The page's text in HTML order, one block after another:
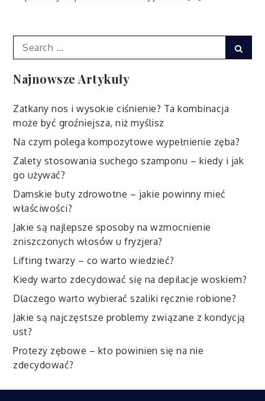
Search
for:
Najnowsze Artykuły
Zatkany nos i wysokie ciśnienie? Ta kombinacja
może być groźniejsza, niż myślisz
Na czym polega kompozytowe wypełnienie zęba?
Zalety stosowania suchego szamponu – kiedy i jak
go używać?
Damskie buty zdrowotne – jakie powinny mieć
właściwości?
Jakie są najlepsze sposoby na wzmocnienie
zniszczonych włosów u fryzjera?
Lifting twarzy – co warto wiedzieć?
Kiedy warto zdecydować się na depilacje woskiem?
Dlaczego warto wybierać szaliki ręcznie robione?
Jakie są najczęstsze problemy związane z kondycją
ust?
Protezy zębowe – kto powinien się na nie
zdecydować?